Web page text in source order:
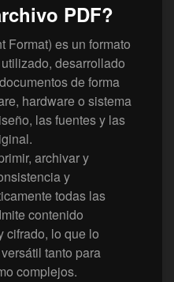
PDF?
Format) es un formato
desarrollado
de forma
hardware o sistema
las fuentes y las
archivar y
y
todas las
contenido
cifrado, lo que lo
tanto para
complejos.